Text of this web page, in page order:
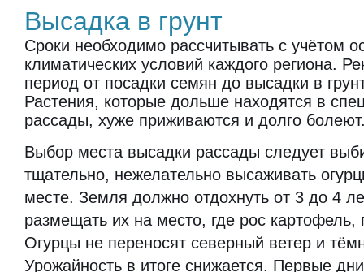
Высадка в грунт
Сроки необходимо рассчитывать с учётом
климатических условий каждого региона.
период от посадки семян до высадки в
Растения, которые дольше находятся в
рассады, хуже приживаются и долго
Выбор места высадки рассады следует
тщательно, нежелательно высаживать
месте. Земля должно отдохнуть от 3 до 4
размещать их на место, где рос
Огурцы не переносят северный ветер и
Урожайность в итоге снижается. Первые